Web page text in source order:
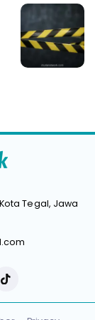
Tegal, Jawa